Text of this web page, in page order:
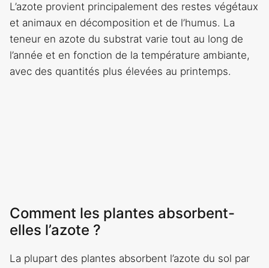
L’azote provient principalement des restes végétaux
et animaux en décomposition et de l’humus. La
teneur en azote du substrat varie tout au long de
l’année et en fonction de la température ambiante,
avec des quantités plus élevées au printemps.
Comment les plantes absorbent-
elles l’azote ?
La plupart des plantes absorbent l’azote du sol par